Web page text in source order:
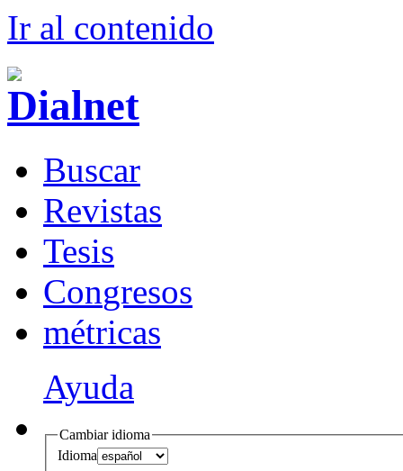
Ir al contenido
Buscar
Revistas
Tesis
Congresos
métricas
Ayuda
Cambiar idioma
Idioma